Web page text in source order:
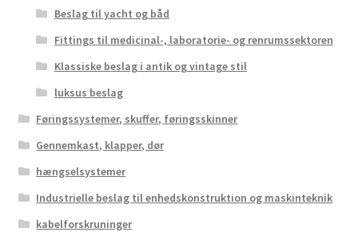
Beslag til yacht og båd
Fittings til medicinal-, laboratorie- og renrumssektoren
Klassiske beslag i antik og vintage stil
luksus beslag
Føringssystemer, skuffer, føringsskinner
Gennemkast, klapper, dør
hængselsystemer
Industrielle beslag til enhedskonstruktion og maskinteknik
kabelforskruninger